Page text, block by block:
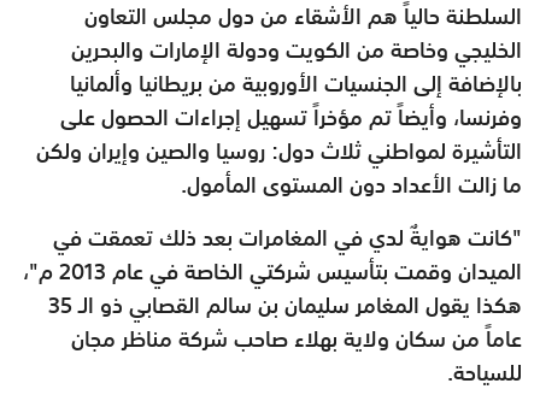
السلطنة حالياً هم الأشقاء من دول مجلس التعاون
الخليجي وخاصة من الكويت ودولة الإمارات والبحرين
بالإضافة إلى الجنسيات الأوروبية من بريطانيا وألمانيا
وفرنسا، وأيضاً تم مؤخراً تسهيل إجراءات الحصول على
التأشيرة لمواطني ثلاث دول: روسيا والصين وإيران ولكن
ما زالت الأعداد دون المستوى المأمول.
"كانت هوايةٌ لدي في المغامرات بعد ذلك تعمقت في
الميدان وقمت بتأسيس شركتي الخاصة في عام 2013 م"،
هكذا يقول المغامر سليمان بن سالم القصابي ذو الـ 35
عاماً من سكان ولاية بهلاء صاحب شركة مناظر مجان
للسياحة.